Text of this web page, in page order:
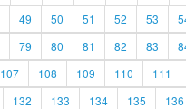
49 50 51 52 53
79 80 81 82 83
107 108 109 110 111
132 133 134 135 136